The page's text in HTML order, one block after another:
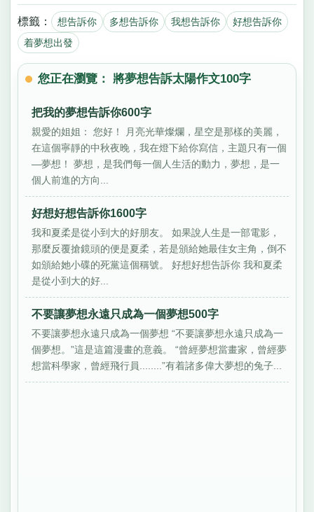
標籤： 想告訴你 多想告訴你 我想告訴你
好想告訴你
着夢想出發
您正在瀏覽： 將夢想告訴太陽作文100字
把我的夢想告訴你600字
親愛的姐姐： 您好！ 月亮光華燦爛，星空是那樣的美麗，
在這個寧靜的中秋夜晚，我在燈下給你寫信，主題只有一個
—夢想！ 夢想，是我們每一個人生活的動力，夢想，是一
個人前進的方向...
好想好想告訴你1600字
我和夏柔是從小到大的好朋友。 如果說人生是一部電影，
那麼反覆搶鏡頭的便是夏柔，若是頒給她最佳女主角，倒不
如頒給她小碟的死黨這個稱號。 好想好想告訴你 我和夏柔
是從小到大的好...
不要讓夢想永遠只成為一個夢想500字
不要讓夢想永遠只成為一個夢想 “不要讓夢想永遠只成為一
個夢想。”這是這篇漫畫的意義。 “曾經夢想當畫家，曾經夢
想當科學家，曾經飛行員........”有着諸多偉大夢想的兔子...